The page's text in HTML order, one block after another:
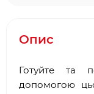
Опис
Готуйте та
допомогою